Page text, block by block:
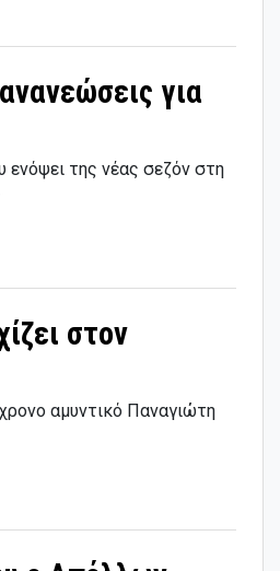
για
ενόψει της νέας σεζόν στη
στον
αμυντικό Παναγιώτη